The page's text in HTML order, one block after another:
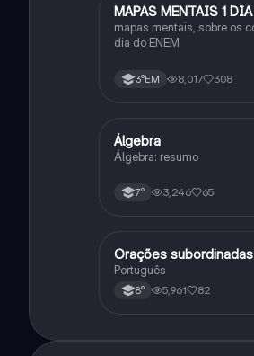
Português
MAPAS MENTAIS 1
mapas mentais, sobre os
dia do ENEM
3°EM 8,017 308
Matematica
Álgebra
Álgebra: resumo
7° 3,246 65
Português
Orações
Português
8° 5,961 82